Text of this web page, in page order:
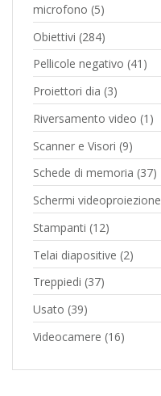
microfono (5)
Obiettivi (284)
Pellicole negativo (41)
Proiettori dia (3)
Riversamento video (1)
Scanner e Visori (9)
Schede di memoria (37)
Schermi videoproiezione
Stampanti (12)
Telai diapositive (2)
Treppiedi (37)
Usato (39)
Videocamere (16)